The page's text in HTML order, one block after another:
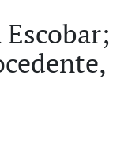
Escobar;